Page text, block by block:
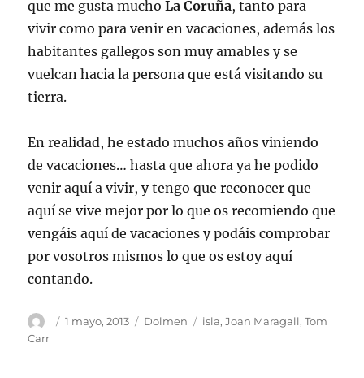
que me gusta muchoLa Coruña, tanto para
vivir como para venir en vacaciones, además los
habitantes gallegos son muy amables y se
vuelcan hacia la persona que está visitando su
tierra.
En realidad, he estado muchos años viniendo
de vacaciones… hasta que ahora ya he podido
venir aquí a vivir, y tengo que reconocer que
aquí se vive mejor por lo que os recomiendo que
vengáis aquí de vacaciones y podáis comprobar
por vosotros mismos lo que os estoy aquí
contando.
Autor
Publicado
1 mayo, 2013 Categorías
Dolmen Etiquetas
isla,Joan Maragall,Tom
Carr